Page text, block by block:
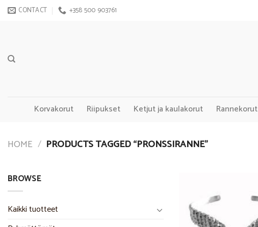
Skip CONTACT +358 500 903761
Korvakorut Riipukset Ketjut ja kaulakorut Rannekorut
HOME / PRODUCTS TAGGED “PRONSSIRANNE”
BROWSE
Kaikki tuotteet